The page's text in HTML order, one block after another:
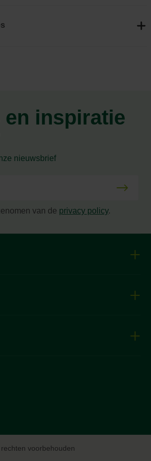
en inspiratie
nieuwsbrief
van de privacy policy.
voorbehouden